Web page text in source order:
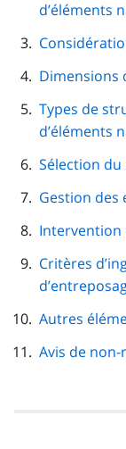
d’éléments
Dimensions
Types de
d’éléments
Sélection du
Gestion des
Intervention
Critères
Autres
Avis de